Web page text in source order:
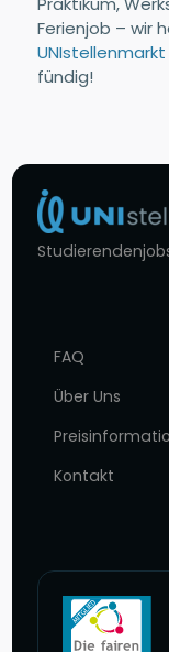
Ferienjob – wir
UNIstellenmarkt
fündig!
FAQ
Über Uns
Kontakt